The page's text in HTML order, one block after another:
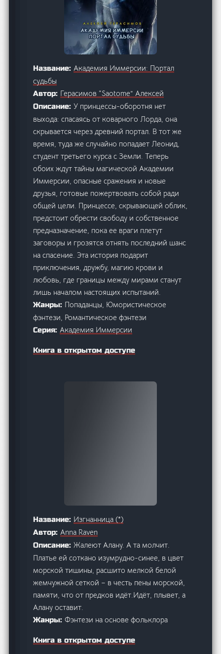
Название:Академия Иммерсии: Портал
судьбы
Автор: Герасимов “Saotome” Алексей
Описание:У принцессы-оборотня нет
выхода: спасаясь от коварного Лорда, она
скрывается через древний портал. В тот же
время, туда же случайно попадает Леонид,
студент третьего курса с Земли. Теперь
обоих ждут тайны магической Академии
Иммерсии, опасные сражения и новые
друзья, готовые пожертвовать собой ради
общей цели. Принцессе, скрывающей облик,
предстоит обрести свободу и собственное
предназначение, пока ее враги плетут
заговоры и грозятся отнять последний шанс
на спасение. Эта история подарит
приключения, дружбу, магию крови и
любовь, где границы между мирами станут
лишь началом настоящих испытаний.
Жанры: Попаданцы, Юмористическое
фэнтези, Романтическое фэнтези
Серия:Академия Иммерсии
Книга в открытом доступе
Название: Изгнанница (*)
Автор:Anna Raven
Описание:Жалеют Алану. А та молчит.
Платье ей соткано изумрудно-синее, в цвет
морской тишины, расшито мелкой белой
жемчужной сеткой – в честь пены морской,
памяти, что от предков идёт.Идёт, плывет, а
Алану оставит.
Жанры:Фэнтези на основе фольклора
Книга в открытом доступе